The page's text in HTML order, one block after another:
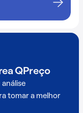
QPreço
análise
tomar a melhor